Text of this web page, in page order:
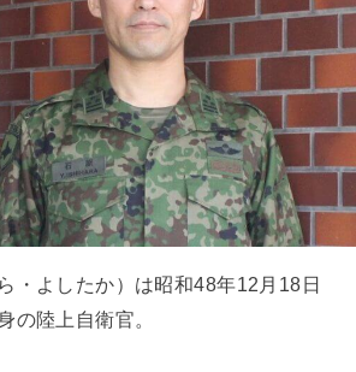
・よしたか）は昭和48年12月18日
の陸上自衛官。